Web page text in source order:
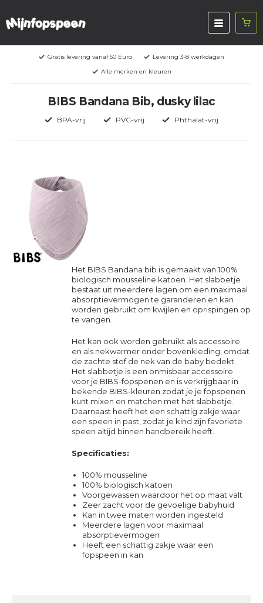
Gratis levering vanaf 50 Euro
Levering 3-8 werkdagen
Alle merken en kleuren
BIBS Bandana Bib, dusky lilac
BPA-vrij PVC-vrij Phthalat-vrij
Het BIBS Bandana bib is gemaakt van 100%
biologisch mousseline katoen. Het slabbetje
bestaat uit meerdere lagen om een maximaal
absorptievermogen te garanderen en kan
worden gebruikt om kwijlen en oprispingen op
te vangen.
Het kan ook worden gebruikt als accessoire
en als nekwarmer onder bovenkleding, omdat
de zachte stof de nek van de baby bedekt.
Het slabbetje is een onmisbaar accessoire
voor je BIBS-fopspenen en is verkrijgbaar in
bekende BIBS-kleuren zodat je je fopspenen
kunt mixen en matchen met het slabbetje.
Daarnaast heeft het een schattig zakje waar
een speen in past, zodat je kind zijn favoriete
speen altijd binnen handbereik heeft.
Specificaties:
100% mousseline
100% biologisch katoen
Voorgewassen waardoor het op maat valt
Zeer zacht voor de gevoelige babyhuid
Kan in twee maten worden ingesteld
Meerdere lagen voor maximaal
absorptievermogen
Heeft een schattig zakje waar een
fopspeen in kan